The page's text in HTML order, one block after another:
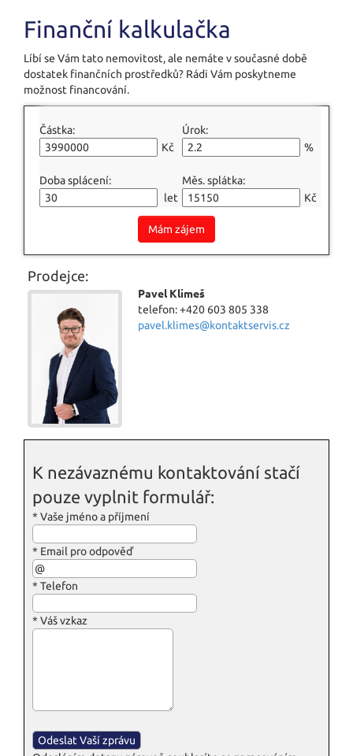
Finanční kalkulačka
Líbí se Vám tato nemovitost, ale nemáte v současné době
dostatek finančních prostředků? Rádi Vám poskytneme
možnost financování.
Částka:
Kč
Úrok:
%
Doba splácení:
let
Měs. splátka:
Kč
Mám zájem
Prodejce:
Pavel Klimeš
telefon: +420 603 805 338
pavel.klimes@kontaktservis.cz
K nezávaznému kontaktování stačí
pouze vyplnit formulář:
* Vaše jméno a příjmení
* Email pro odpověď
* Telefon
* Váš vzkaz